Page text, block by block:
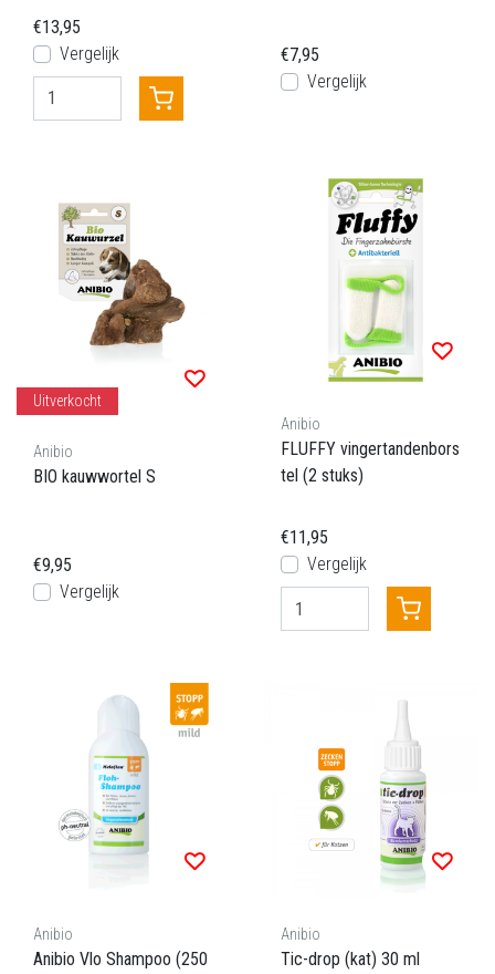
€13,95
Vergelijk
€7,95
Vergelijk
Uitverkocht
Anibio
BIO kauwwortel S
€9,95
Vergelijk
Anibio
FLUFFY vingertandenbors
tel (2 stuks)
€11,95
Vergelijk
Anibio
Anibio Vlo Shampoo (250
Anibio
Tic-drop (kat) 30 ml